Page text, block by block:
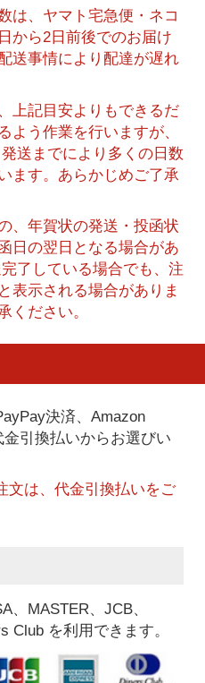
は、ヤマト宅急便・ネコ
から2日前後でのお届け
送事情により配達が遅れ
上記目安よりもできるだ
よう作業を行いますが、
送までにより多くの日数
ます。あらかじめご了承
、年賀状の発送・投函状
日の翌日となる場合があ
了している場合でも、注
表示される場合がありま
ください。
決済、Amazon
引換払いからお選びい
は、代金引換払いをご
、MASTER、JCB、
Club を利用できます。